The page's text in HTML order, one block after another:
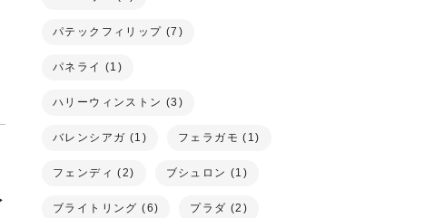
パテックフィリップ (7)
パネライ (1)
ハリーウィンストン (3)
バレンシアガ (1) フェラガモ (1)
フェンディ (2) ブシュロン (1)
ブライトリング (6) プラダ (2)